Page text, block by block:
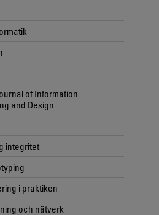
of Information
and Design
integritet
i praktiken
och nätverk